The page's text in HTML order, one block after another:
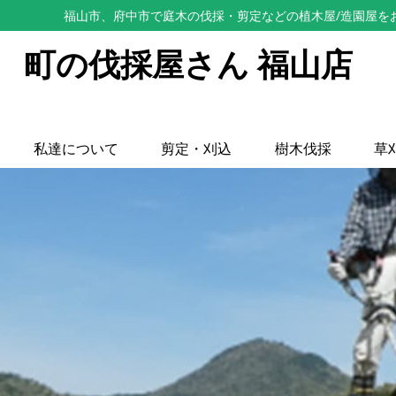
福山市、府中市で庭木の伐採・剪定などの植木屋/造園屋
町の伐採屋さん 福山店
私達について 剪定・刈込 樹木伐採 草